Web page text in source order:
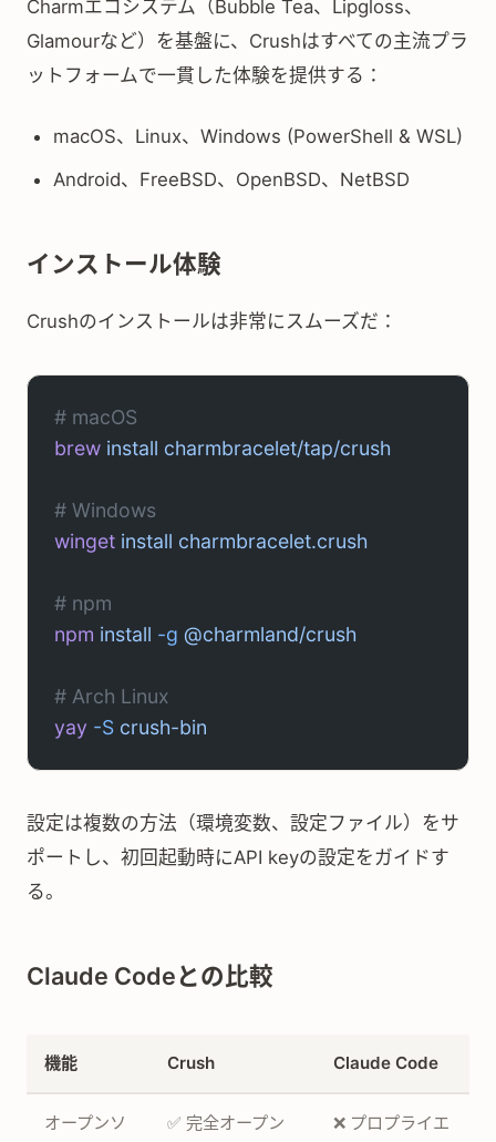
Charmエコシステム（Bubble Tea、Lipgloss、
Glamourなど）を基盤に、Crushはすべての主流プラ
ットフォームで一貫した体験を提供する：
macOS、Linux、Windows (PowerShell & WSL)
Android、FreeBSD、OpenBSD、NetBSD
インストール体験
Crushのインストールは非常にスムーズだ：
# macOS
brew install charmbracelet/tap/crush
# Windows
winget install charmbracelet.crush
# npm
npm install -g @charmland/crush
# Arch Linux
yay -S crush-bin
設定は複数の方法（環境変数、設定ファイル）をサ
ポートし、初回起動時にAPI keyの設定をガイドす
る。
Claude Codeとの比較
機能 Crush Claude Code
オープンソ
✅ 完全オープン
❌ プロプライエ